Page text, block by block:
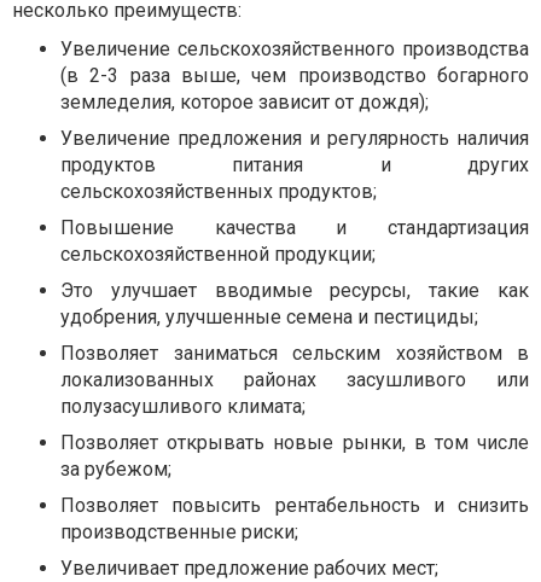
несколько преимуществ:
Увеличение сельскохозяйственного производства
(в 2-3 раза выше, чем производство богарного
земледелия, которое зависит от дождя);
Увеличение предложения и регулярность наличия
продуктов питания и других
сельскохозяйственных продуктов;
Повышение качества и стандартизация
сельскохозяйственной продукции;
Это улучшает вводимые ресурсы, такие как
удобрения, улучшенные семена и пестициды;
Позволяет заниматься сельским хозяйством в
локализованных районах засушливого или
полузасушливого климата;
Позволяет открывать новые рынки, в том числе
за рубежом;
Позволяет повысить рентабельность и снизить
производственные риски;
Увеличивает предложение рабочих мест;